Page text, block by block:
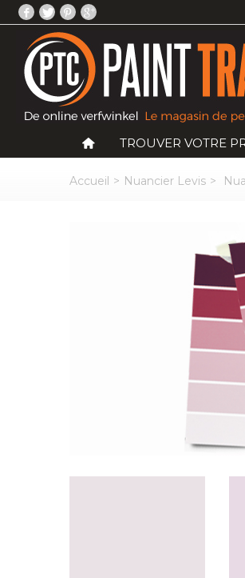
TROUVER VOTRE
Accueil > Nuancier Levis >